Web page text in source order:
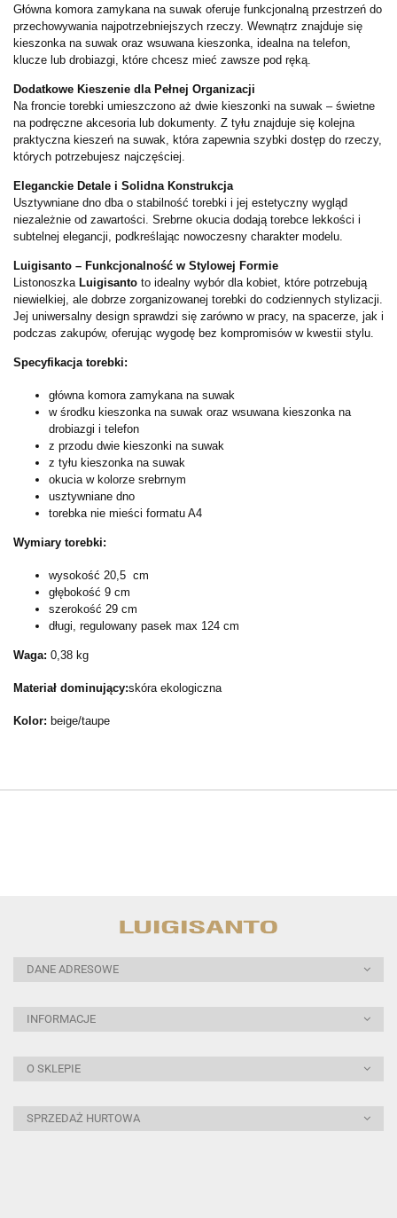
Główna komora zamykana na suwak oferuje funkcjonalną przestrzeń do
przechowywania najpotrzebniejszych rzeczy. Wewnątrz znajduje się
kieszonka na suwak oraz wsuwana kieszonka, idealna na telefon,
klucze lub drobiazgi, które chcesz mieć zawsze pod ręką.
Dodatkowe Kieszenie dla Pełnej Organizacji
Na froncie torebki umieszczono aż dwie kieszonki na suwak – świetne
na podręczne akcesoria lub dokumenty. Z tyłu znajduje się kolejna
praktyczna kieszeń na suwak, która zapewnia szybki dostęp do rzeczy,
których potrzebujesz najczęściej.
Eleganckie Detale i Solidna Konstrukcja
Usztywniane dno dba o stabilność torebki i jej estetyczny wygląd
niezależnie od zawartości. Srebrne okucia dodają torebce lekkości i
subtelnej elegancji, podkreślając nowoczesny charakter modelu.
Luigisanto – Funkcjonalność w Stylowej Formie
Listonoszka Luigisanto to idealny wybór dla kobiet, które potrzebują
niewielkiej, ale dobrze zorganizowanej torebki do codziennych stylizacji.
Jej uniwersalny design sprawdzi się zarówno w pracy, na spacerze, jak i
podczas zakupów, oferując wygodę bez kompromisów w kwestii stylu.
Specyfikacja torebki:
główna komora zamykana na suwak
w środku kieszonka na suwak oraz wsuwana kieszonka na
drobiazgi i telefon
z przodu dwie kieszonki na suwak
z tyłu kieszonka na suwak
okucia w kolorze srebrnym
usztywniane dno
torebka nie mieści formatu A4
Wymiary torebki:
wysokość 20,5 cm
głębokość 9 cm
szerokość 29 cm
długi, regulowany pasek max 124 cm
Waga: 0,38 kg
Materiał dominujący:skóra ekologiczna
Kolor: beige/taupe
DANE ADRESOWE
INFORMACJE
O SKLEPIE
SPRZEDAŻ HURTOWA